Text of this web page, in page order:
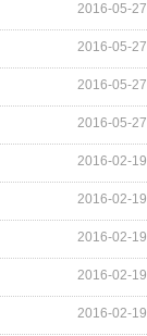
2016-05-27
2016-05-27
2016-05-27
2016-05-27
2016-02-19
2016-02-19
2016-02-19
2016-02-19
2016-02-19